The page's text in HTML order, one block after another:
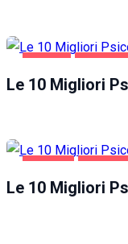
Le 10 Migliori
Le 10 Migliori